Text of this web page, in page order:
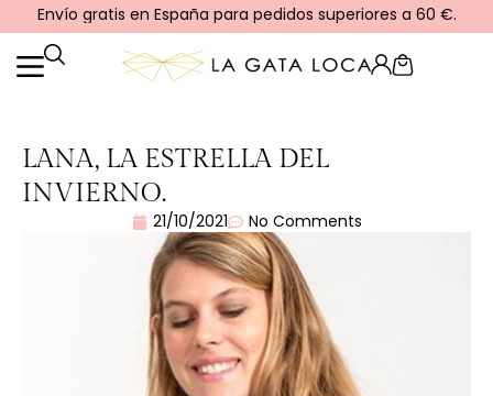
al
contenido
Envío gratis en España para pedidos superiores a 60 €.
Cart
LANA, LA ESTRELLA DEL
INVIERNO.
21/10/2021 No Comments